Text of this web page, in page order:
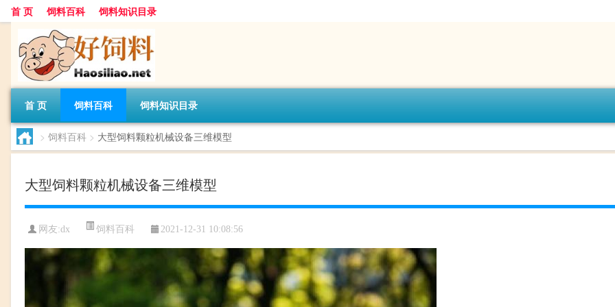
首 页 饲料百科 饲料知识目录
首 页 饲料百科 饲料知识目录
> 饲料百科 > 大型饲料颗粒机械设备三维模型
大型饲料颗粒机械设备三维模型
网友:dx 饲料百科 2021-12-31 10:08:56